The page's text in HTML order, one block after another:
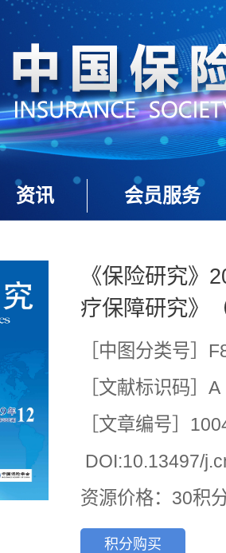
资讯 会员服务
《保险研究》
疗保障研究》
［中图分类号］
［文献标识码］A
［文章编号］
DOI:10.13497/
资源价格：30积
积分购买